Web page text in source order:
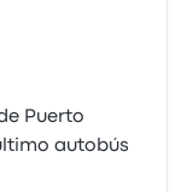
Puerto
autobús